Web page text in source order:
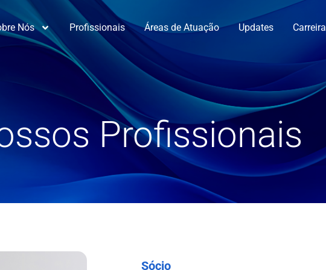
Nós Profissionais Áreas de Atuação Updates Carreira
Profissionais
Sócio